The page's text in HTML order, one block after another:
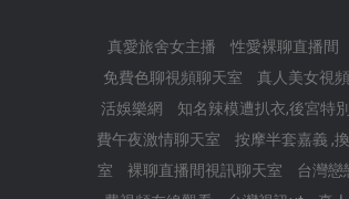
真愛旅舍女主播 性愛裸聊直播間
免費色聊視頻聊天室
真人美女視
活娛樂網
知名辣模遭扒衣,後宮特
費午夜激情聊天室
按摩半套嘉義 ,
室
裸聊直播間視訊聊天室 台灣戀